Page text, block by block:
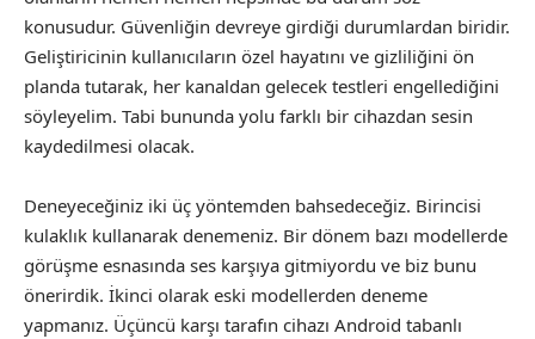
konusudur. Güvenliğin devreye girdiği durumlardan biridir.
Geliştiricinin kullanıcıların özel hayatını ve gizliliğini ön
planda tutarak, her kanaldan gelecek testleri engellediğini
söyleyelim. Tabi bununda yolu farklı bir cihazdan sesin
kaydedilmesi olacak.
Deneyeceğiniz iki üç yöntemden bahsedeceğiz. Birincisi
kulaklık kullanarak denemeniz. Bir dönem bazı modellerde
görüşme esnasında ses karşıya gitmiyordu ve biz bunu
önerirdik. İkinci olarak eski modellerden deneme
yapmanız. Üçüncü karşı tarafın cihazı Android tabanlı